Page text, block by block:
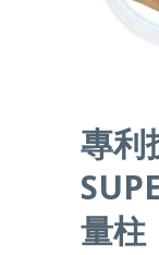
專利
量柱